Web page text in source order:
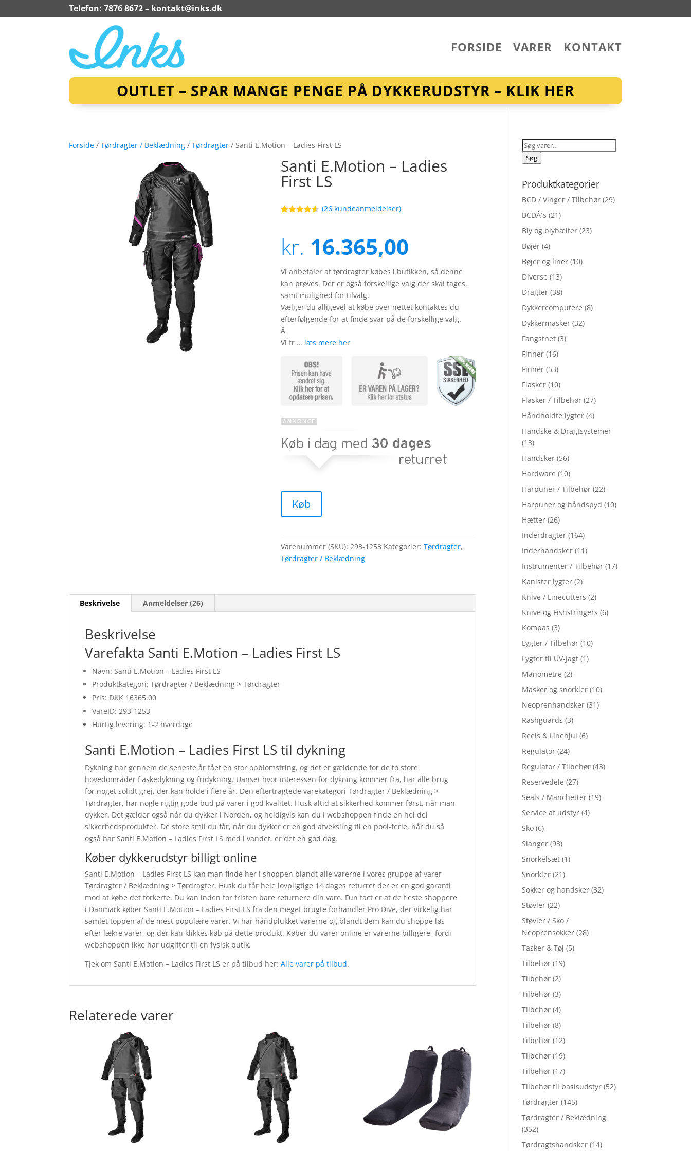
Telefon: 7876 8672 – kontakt@inks.dk
FORSIDE VARER KONTAKT
OUTLET – SPAR MANGE PENGE PÅ DYKKERUDSTYR – KLIK HER
Forside /Tørdragter / Beklædning /Tørdragter / Santi E.Motion – Ladies First LS
Santi E.Motion – Ladies
First LS
baseret
på
kundebedø
(26kundeanmeldelser)
kr. 16.365,00
Vi anbefaler at tørdragter købes i butikken, så denne
kan prøves. Der er også forskellige valg der skal tages,
samt mulighed for tilvalg.
Vælger du alligevel at købe over nettet kontaktes du
efterfølgende for at finde svar på de forskellige valg.
Â
Vi fr … læs mere her
Køb
Varenummer (SKU):293-1253 Kategorier:Tørdragter,
Tørdragter / Beklædning
Beskrivelse Anmeldelser (26)
Beskrivelse
Varefakta Santi E.Motion – Ladies First LS
Navn: Santi E.Motion – Ladies First LS
Produktkategori: Tørdragter / Beklædning > Tørdragter
Pris: DKK 16365.00
VareID: 293-1253
Hurtig levering: 1-2 hverdage
Santi E.Motion – Ladies First LS til dykning
Dykning har gennem de seneste år fået en stor opblomstring, og det er gældende for de to store
hovedområder flaskedykning og fridykning. Uanset hvor interessen for dykning kommer fra, har alle brug
for noget solidt grej, der kan holde i flere år. Den eftertragtede varekategori Tørdragter / Beklædning >
Tørdragter, har nogle rigtig gode bud på varer i god kvalitet. Husk altid at sikkerhed kommer først, når man
dykker. Det gælder også når du dykker i Norden, og heldigvis kan du i webshoppen finde en hel del
sikkerhedsprodukter. De store smil du får, når du dykker er en god afveksling til en pool-ferie, når du så
også har Santi E.Motion – Ladies First LS med i vandet, er det en god dag.
Køber dykkerudstyr billigt online
Santi E.Motion – Ladies First LS kan man finde her i shoppen blandt alle varerne i vores gruppe af varer
Tørdragter / Beklædning > Tørdragter. Husk du får hele lovpligtige 14 dages returret der er en god garanti
mod at købe det forkerte. Du kan inden for fristen bare returnere din vare. Fun fact er at de fleste shoppere
i Danmark køber Santi E.Motion – Ladies First LS fra den meget brugte forhandler Pro Dive, der virkelig har
samlet toppen af de mest populære varer. Vi har håndplukket varerne og blandt dem kan du shoppe løs
efter lækre varer, og der kan klikkes køb på dette produkt. Køber du varer online er varerne billigere- fordi
webshoppen ikke har udgifter til en fysisk butik.
Tjek om Santi E.Motion – Ladies First LS er på tilbud her:Alle varer på tilbud.
Relaterede varer
Søg
efter:
Søg
Produktkategorier
BCD / Vinger / Tilbehør (29)
BCDÂ´s (21)
Bly og blybælter (23)
Bøjer (4)
Bøjer og liner (10)
Diverse (13)
Dragter (38)
Dykkercomputere (8)
Dykkermasker (32)
Fangstnet (3)
Finner (16)
Finner (53)
Flasker (10)
Flasker / Tilbehør (27)
Håndholdte lygter (4)
Handske & Dragtsystemer
(13)
Handsker (56)
Hardware (10)
Harpuner / Tilbehør (22)
Harpuner og håndspyd (10)
Hætter (26)
Inderdragter (164)
Inderhandsker (11)
Instrumenter / Tilbehør (17)
Kanister lygter (2)
Knive / Linecutters (2)
Knive og Fishstringers (6)
Kompas (3)
Lygter / Tilbehør (10)
Lygter til UV-Jagt (1)
Manometre (2)
Masker og snorkler (10)
Neoprenhandsker (31)
Rashguards (3)
Reels & Linehjul (6)
Regulator (24)
Regulator / Tilbehør (43)
Reservedele (27)
Seals / Manchetter (19)
Service af udstyr (4)
Sko (6)
Slanger (93)
Snorkelsæt (1)
Snorkler (21)
Sokker og handsker (32)
Støvler (22)
Støvler / Sko /
Neoprensokker (28)
Tasker & Tøj (5)
Tilbehør (19)
Tilbehør (2)
Tilbehør (3)
Tilbehør (4)
Tilbehør (8)
Tilbehør (12)
Tilbehør (19)
Tilbehør (17)
Tilbehør til basisudstyr (52)
Tørdragter (145)
Tørdragter / Beklædning
(352)
Tørdragtshandsker (14)